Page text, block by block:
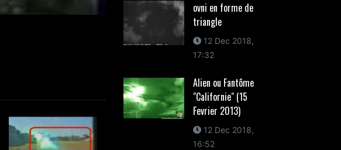
ovni en forme de
triangle
12 Dec 2018,
17:32
Alien ou Fantôme
"Californie" (15
Fevrier 2013)
12 Dec 2018,
16:52